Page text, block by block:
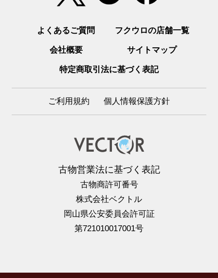
よくあるご質問 フクウロの店舗一覧
会社概要 サイトマップ
特定商取引法に基づく表記
ご利用規約 個人情報保護方針
古物営業法に基づく表記
古物商許可番号
株式会社ベクトル
岡山県公安委員会許可証
第721010017001号